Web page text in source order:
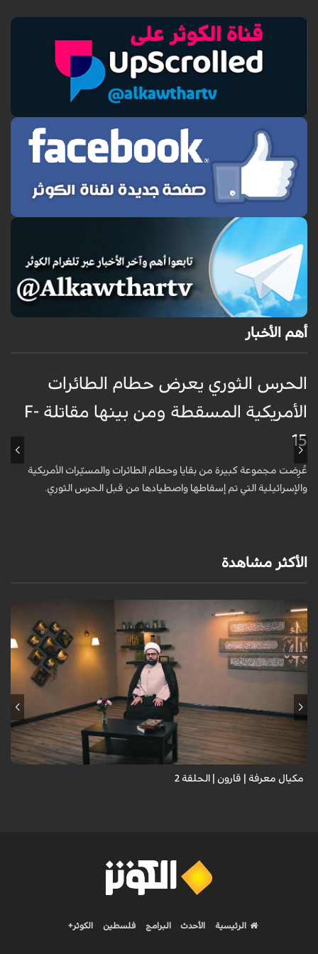
أهم الأخبار
الحرس الثوري يعرض حطام الطائرات
الأمريكية المسقطة ومن بينها مقاتلة F-
15
عُرِضت مجموعة كبيرة من بقايا وحطام الطائرات والمسيّرات الأمريكية
والإسرائيلية التي تم إسقاطها واصطيادها من قبل الحرس الثوري.
الأكثر مشاهدة
مكيال معرفة | قارون | الحلقة 2
الرئيسية الأحدث البرامج فلسطين الكوثر+